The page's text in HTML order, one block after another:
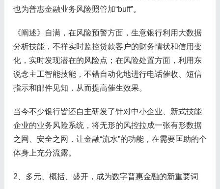
也为普惠金融业务风险照管加“buff”。
《阐述》自满，在风险预警方面，生意银行利用大数据
分析技能，不祥实时监控贷款客户的财务情状和信用变
化，实时发现潜在的风险点；在风险处置方面，利用东
说念主工智能技能，不错自动化地进行电话催收、短信
指示和邮件见知，从而提高催生效果。
当今不少银行皆还自主研发了针对中小企业、新式技能
企业的业务风险系统，将无形的风控拉成一张有形数据
之网、安全之网，让金融“流水”的功能，在需要匡助的个
体身上充分流露。
2、多元、概括、盛开，成为数字普惠金融的新重要词